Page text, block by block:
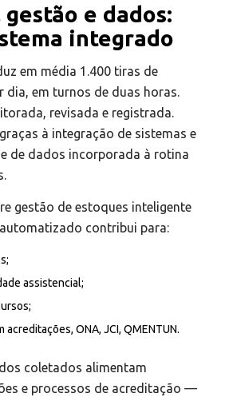
gestão e dados:
integrado
em média 1.400 tiras de
dia, em turnos de duas horas.
revisada e registrada.
à integração de sistemas e
de dados incorporada à rotina
gestão de estoques inteligente
contribui para:
assistencial;
acreditações, ONA, JCI, QMENTUN.
coletados alimentam
e processos de acreditação —